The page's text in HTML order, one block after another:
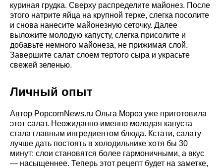
куриная грудка. Сверху распределите майонез. После
этого натрите яйца на крупной терке, слегка посолите
и снова нанесите майонезную сеточку. Далее
выложите молодую капусту, слегка присолите и
добавьте немного майонеза, не прижимая слой.
Завершите салат слоем тертого сыра и украсьте
свежей зеленью.
Личный опыт
Автор PopcornNews.ru Ольга Мороз уже приготовила
этот салат. Неожиданно именно молодая капуста
стала главным ингредиентом блюда. Кстати, салату
лучше дать постоять в холодильнике хотя бы 30
минут: слои становятся более гармоничными, а вкус
— насыщеннее. Теперь этот рецепт будет на заметке,